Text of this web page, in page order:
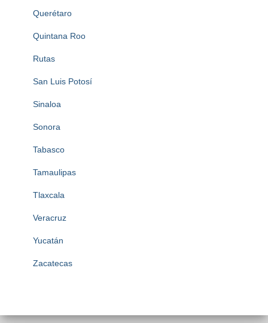
Querétaro
Quintana Roo
Rutas
San Luis Potosí
Sinaloa
Sonora
Tabasco
Tamaulipas
Tlaxcala
Veracruz
Yucatán
Zacatecas